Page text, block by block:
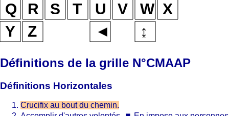
Définitions de la grille N°CMAAP
Définitions Horizontales
Crucifix au bout du chemin.